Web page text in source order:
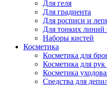
Для геля
Для градиента
Для росписи и
Для тонких линий
Наборы кистей
Косметика
Косметика для
Косметика для
Косметика
Средства для